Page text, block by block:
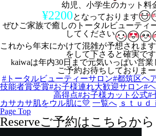
幼児、小学生のカット料
¥2200となっております
ぜひご家族で癒しのトータルビューティ
してください
これから年末にかけて混雑が予想されま
をして下さると確実で
kaiwaは年内30日まで元気いっぱい営
ご予約お待ちしておりま
#トータルビューティーサロン#都筑区ヘ
技能者賞受賞#お子様連れ大歓迎サロン#
高得点#お子様カット 公式#
カサカサ肌をウル肌に💛 一覧へ ｓｔｕｄ
Page Top
Reserveご予約はこちらから